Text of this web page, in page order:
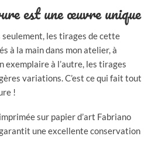
est une œuvre unique
les tirages de cette
à la main dans mon atelier, à
exemplaire à l’autre, les tirages
variations. C’est ce qui fait tout
!
sur papier d’art Fabriano
une excellente conservation